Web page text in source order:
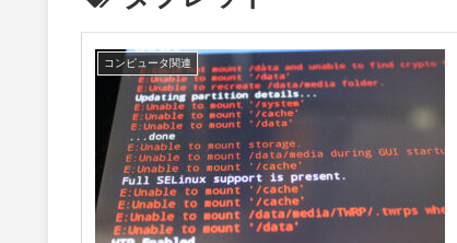
コンピュータ関連